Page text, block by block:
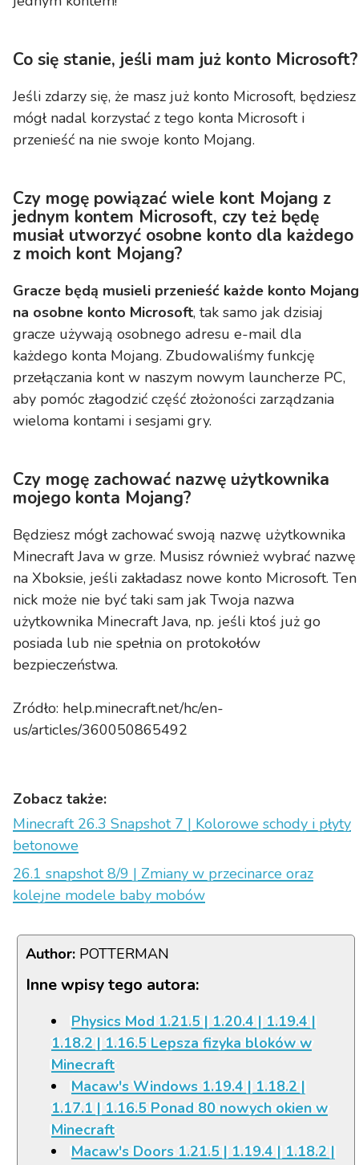
Co się stanie, jeśli mam już konto Microsoft?
Jeśli zdarzy się, że masz już konto Microsoft, będziesz
mógł nadal korzystać z tego konta Microsoft i
przenieść na nie swoje konto Mojang.
Czy mogę powiązać wiele kont Mojang z
jednym kontem Microsoft, czy też będę
musiał utworzyć osobne konto dla każdego
z moich kont Mojang?
Gracze będą musieli przenieść każde konto Mojang
na osobne konto Microsoft, tak samo jak dzisiaj
gracze używają osobnego adresu e-mail dla
każdego konta Mojang. Zbudowaliśmy funkcję
przełączania kont w naszym nowym launcherze PC,
aby pomóc złagodzić część złożoności zarządzania
wieloma kontami i sesjami gry.
Czy mogę zachować nazwę użytkownika
mojego konta Mojang?
Będziesz mógł zachować swoją nazwę użytkownika
Minecraft Java w grze. Musisz również wybrać nazwę
na Xboksie, jeśli zakładasz nowe konto Microsoft. Ten
nick może nie być taki sam jak Twoja nazwa
użytkownika Minecraft Java, np. jeśli ktoś już go
posiada lub nie spełnia on protokołów
bezpieczeństwa.
Zródło: help.minecraft.net/hc/en-
us/articles/360050865492
Zobacz także:
Minecraft 26.3 Snapshot 7 | Kolorowe schody i płyty
betonowe
26.1 snapshot 8/9 | Zmiany w przecinarce oraz
kolejne modele baby mobów
Author: POTTERMAN
Inne wpisy tego autora:
Physics Mod 1.21.5 | 1.20.4 | 1.19.4 |
1.18.2 | 1.16.5 Lepsza fizyka bloków w
Minecraft
Macaw's Windows 1.19.4 | 1.18.2 |
1.17.1 | 1.16.5 Ponad 80 nowych okien w
Minecraft
Macaw's Doors 1.21.5 | 1.19.4 | 1.18.2 |